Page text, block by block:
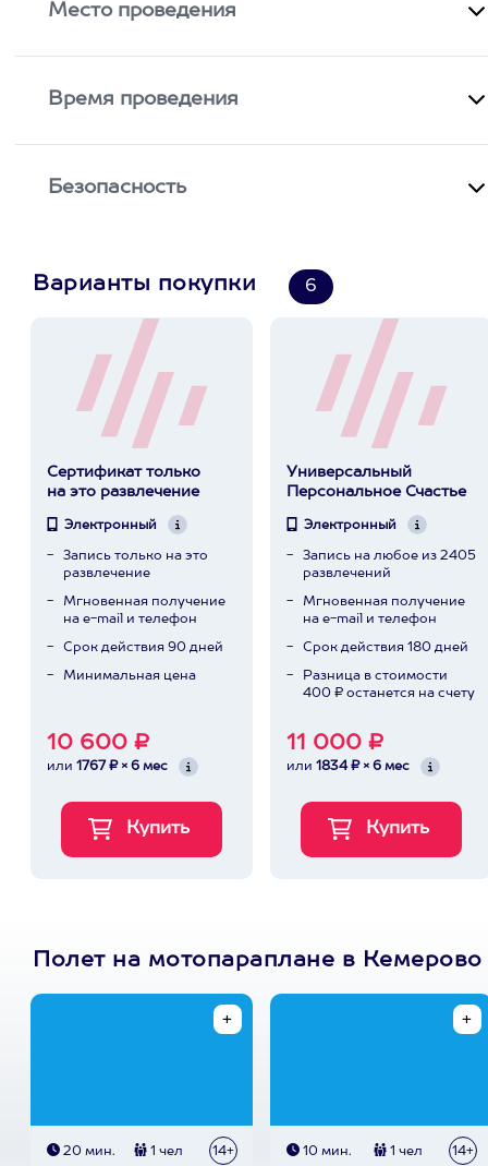
Место проведения
Время проведения
Безопасность
Варианты покупки 6
Сертификат только
на это развлечение
Электронный
Запись только на это
развлечение
Мгновенная получение
на e-mail и телефон
Срок действия 90 дней
Минимальная цена
10 600 ₽
или 1767 ₽ × 6 мес
Универсальный
Персональное Счастье
Электронный
Запись на любое из 2405
развлечений
Мгновенная получение
на e-mail и телефон
Срок действия 180 дней
Разница в стоимости
400 ₽ останется на счету
11 000 ₽
или 1834 ₽ × 6 мес
Полет на мотопараплане в Кемерово
20 мин. 1 чел 14+ 10 мин. 1 чел 14+